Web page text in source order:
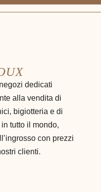
dedicati
alla vendita di
bigiotteria e di
tutto il mondo,
con prezzi
clienti.